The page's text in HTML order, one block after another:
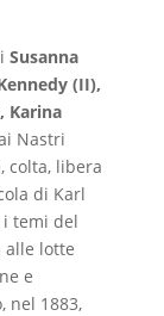
Susanna
(II),
Karina
Nastri
colta, libera
di Karl
temi del
alle lotte
e
nel 1883,